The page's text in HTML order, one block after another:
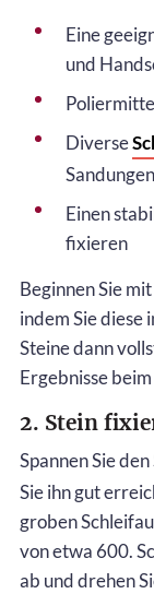
Eine
und
Diverse
Sandungen
Einen
fixieren
Beginnen Sie
indem Sie diese
Steine dann
Ergebnisse
2. Stein
Spannen Sie
Sie ihn gut
groben
von etwa 600.
ab und drehen